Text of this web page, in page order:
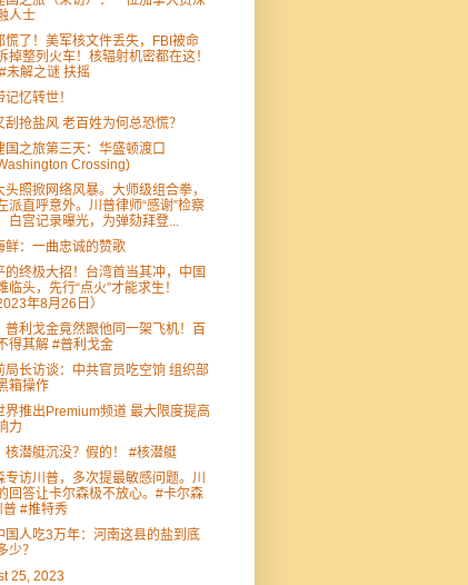
人士
慌了！美军核文件丢失，FBI被命
掉整列火车！核辐射机密都在这！
#未解之谜 扶摇
忆转世！
刮抢盐风 老百姓为何总恐慌？
国之旅第三天：华盛顿渡口
Washington Crossing)
头照掀网络风暴。大师级组合拳，
派直呼意外。川普律师“感谢”检察
白宫记录曝光，为弹劾拜登...
鲜：一曲忠诚的赞歌
的终极大招！台湾首当其冲，中国
临头，先行“点火”才能求生！
年8月26日）
普利戈金竟然跟他同一架飞机！百
得其解 #普利戈金
局长访谈：中共官员吃空饷 组织部
箱操作
界推出Premium频道 最大限度提高
力
核潜艇沉没？假的！ #核潜艇
专访川普，多次提最敏感问题。川
回答让卡尔森极不放心。#卡尔森
普 #推特秀
国人吃3万年：河南这县的盐到底
少？
25, 2023